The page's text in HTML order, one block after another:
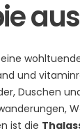
und
Duschen
ist die